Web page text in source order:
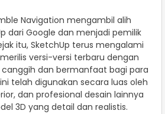
Navigation mengambil alih
dari Google dan menjadi pemilik
itu, SketchUp terus mengalami
versi-versi terbaru dengan
dan bermanfaat bagi para
telah digunakan secara luas oleh
dan profesional desain lainnya
3D yang detail dan realistis.